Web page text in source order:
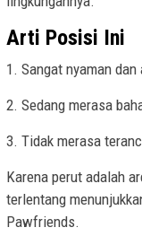
Arti Posisi Ini
1. Sangat nyaman dan
2. Sedang merasa
3. Tidak merasa
Karena perut adalah
terlentang
Pawfriends.